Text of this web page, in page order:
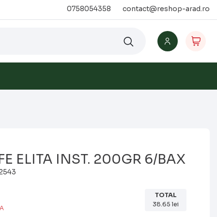
0758054358 contact@reshop-arad.ro
ELITA INST. 200GR 6/BAX
TOTAL
38.65lei